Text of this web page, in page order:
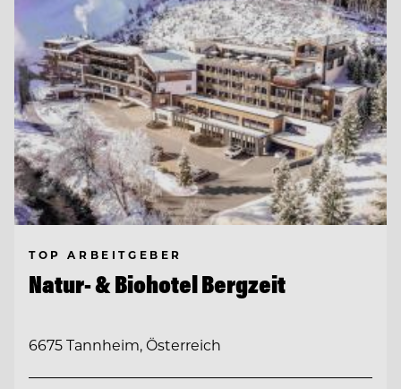
TOP ARBEITGEBER
Natur- & Biohotel Bergzeit
6675 Tannheim, Österreich